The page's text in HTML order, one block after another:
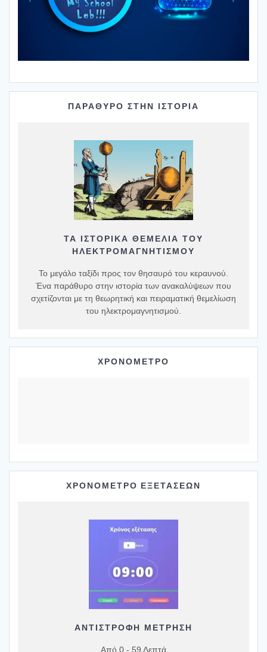
ΠΑΡΑΘΥΡΟ ΣΤΗΝ ΙΣΤΟΡΙΑ
ΤΑ ΙΣΤΟΡΙΚΆ ΘΕΜΈΛΙΑ ΤΟΥ
ΗΛΕΚΤΡΟΜΑΓΝΗΤΙΣΜΟΎ
Το μεγάλο ταξίδι προς τον θησαυρό του κεραυνού.
Ένα παράθυρο στην ιστορία των ανακαλύψεων που
σχετίζονται με τη θεωρητική και πειραματική θεμελίωση
του ηλεκτρομαγνητισμού.
ΧΡΟΝΟΜΕΤΡΟ
ΧΡΟΝΟΜΕΤΡΟ ΕΞΕΤΑΣΕΩΝ
ΑΝΤΙΣΤΡΟΦΗ ΜΕΤΡΗΣΗ
Από 0 - 59 Λεπτά